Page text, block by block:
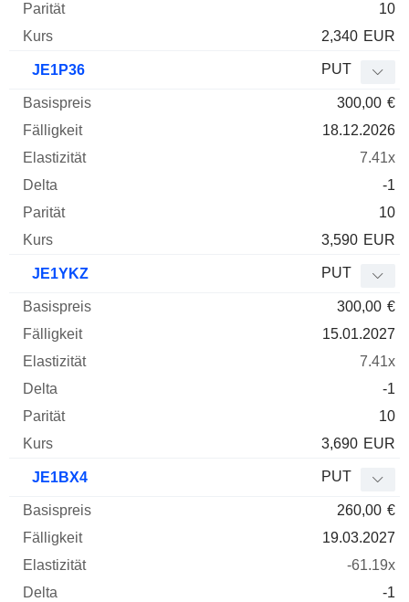
10
2,340 EUR
JE1P36 PUT
300,00 €
18.12.2026
7.41x
-1
10
3,590 EUR
JE1YKZ PUT
300,00 €
15.01.2027
7.41x
-1
10
3,690 EUR
JE1BX4 PUT
260,00 €
19.03.2027
-61.19x
-1